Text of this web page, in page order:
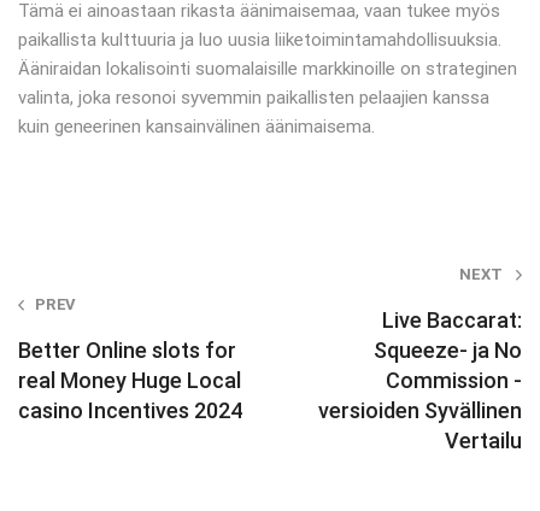
Tämä ei ainoastaan rikasta äänimaisemaa, vaan tukee myös
paikallista kulttuuria ja luo uusia liiketoimintamahdollisuuksia.
Ääniraidan lokalisointi suomalaisille markkinoille on strateginen
valinta, joka resonoi syvemmin paikallisten pelaajien kanssa
kuin geneerinen kansainvälinen äänimaisema.
navigation
PREV
Better Online slots for
real Money Huge Local
casino Incentives 2024
NEXT
Live Baccarat:
Squeeze- ja No
Commission -
versioiden Syvällinen
Vertailu